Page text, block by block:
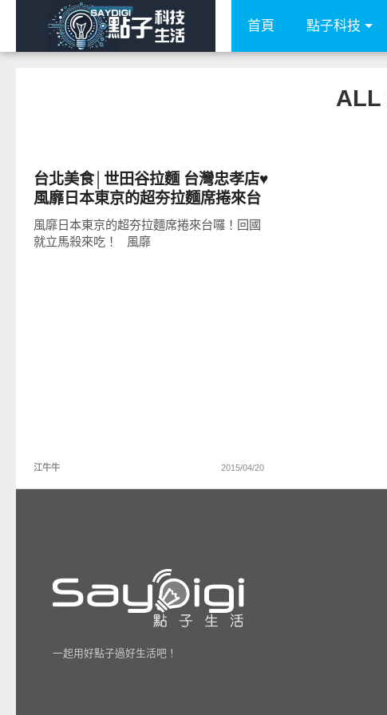
首頁 點子科技
ALL
台北美食│世田谷拉麵 台灣忠孝店♥
風靡日本東京的超夯拉麵席捲來台
囉！
風靡日本東京的超夯拉麵席捲來台囉！回國
就立馬殺來吃！ 風靡
江牛牛 2015/04/20
一起用好點子過好生活吧！